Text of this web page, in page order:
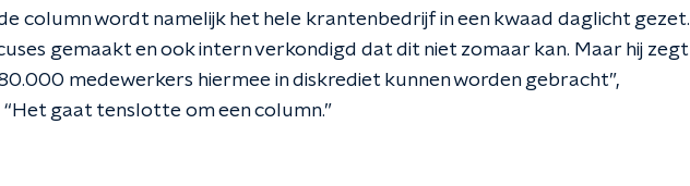
column wordt namelijk het hele krantenbedrijf in een kwaad daglicht gezet.
gemaakt en ook intern verkondigd dat dit niet zomaar kan. Maar hij zegt
medewerkers hiermee in diskrediet kunnen worden gebracht”,
gaat tenslotte om een column.”